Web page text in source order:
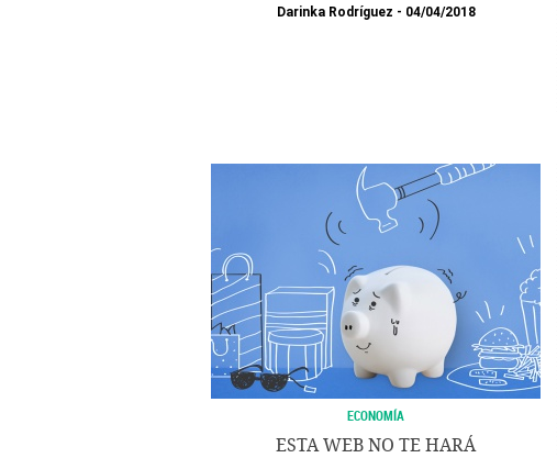
Darinka Rodríguez 04/04/2018
ECONOMÍA
ESTA WEB NO TE HARÁ